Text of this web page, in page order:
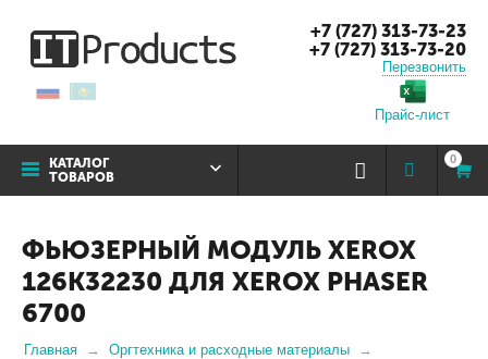
+7 (727) 313-73-23
+7 (727) 313-73-20
Перезвонить
Прайс-лист
КАТАЛОГ
ТОВАРОВ
0
ФЬЮЗЕРНЫЙ МОДУЛЬ XEROX
126K32230 ДЛЯ XEROX PHASER
6700
Главная
Оргтехника и расходные материалы